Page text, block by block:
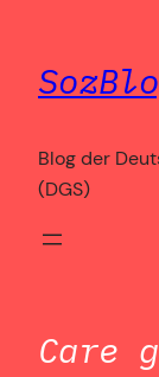
springen
Blog der
(DGS)
Care